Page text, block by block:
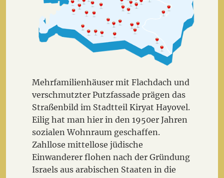
Mehrfamilienhäuser mit Flachdach und
verschmutzter Putzfassade prägen das
Straßenbild im Stadtteil Kiryat Hayovel.
Eilig hat man hier in den 1950er Jahren
sozialen Wohnraum geschaffen.
Zahllose mittellose jüdische
Einwanderer flohen nach der Gründung
Israels aus arabischen Staaten in die